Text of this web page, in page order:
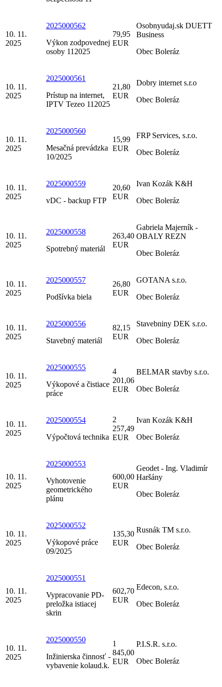
10. 11.
2025
2025000562
Výkon zodpovednej
osoby 112025
79,95
EUR
Osobnyudaj.sk DUETT
Business
Obec Boleráz
10. 11.
2025
2025000561
Prístup na internet,
IPTV Tezeo 112025
21,80
EUR
Dobry internet s.r.o
Obec Boleráz
10. 11.
2025
2025000560
Mesačná prevádzka
10/2025
15,99
EUR
FRP Services, s.r.o.
Obec Boleráz
10. 11.
2025
2025000559
vDC - backup FTP
20,60
EUR
Ivan Kozák K&H
Obec Boleráz
10. 11.
2025
2025000558
Spotrebný materiál
263,40
EUR
Gabriela Majerník -
OBALY REZN
Obec Boleráz
10. 11.
2025
2025000557
Podšívka biela
26,80
EUR
GOTANA s.r.o.
Obec Boleráz
10. 11.
2025
2025000556
Stavebný materiál
82,15
EUR
Stavebniny DEK s.r.o.
Obec Boleráz
10. 11.
2025
2025000555
Výkopové a čistiace
práce
4
201,06
EUR
BELMAR stavby s.r.o.
Obec Boleráz
10. 11.
2025
2025000554
Výpočtová technika
2
257,49
EUR
Ivan Kozák K&H
Obec Boleráz
10. 11.
2025
2025000553
Vyhotovenie
geometrického
plánu
600,00
EUR
Geodet - Ing. Vladimír
Haršány
Obec Boleráz
10. 11.
2025
2025000552
Výkopové práce
09/2025
135,30
EUR
Rusnák TM s.r.o.
Obec Boleráz
10. 11.
2025
2025000551
Vypracovanie PD-
preložka istiacej
skrin
602,70
EUR
Edecon, s.r.o.
Obec Boleráz
10. 11.
2025
2025000550
Inžinierska činnosť -
vybavenie kolaud.k.
1
845,00
EUR
P.I.S.R. s.r.o.
Obec Boleráz